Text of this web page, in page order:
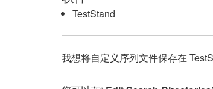
TestStand
我想将自定义序列文件保存在